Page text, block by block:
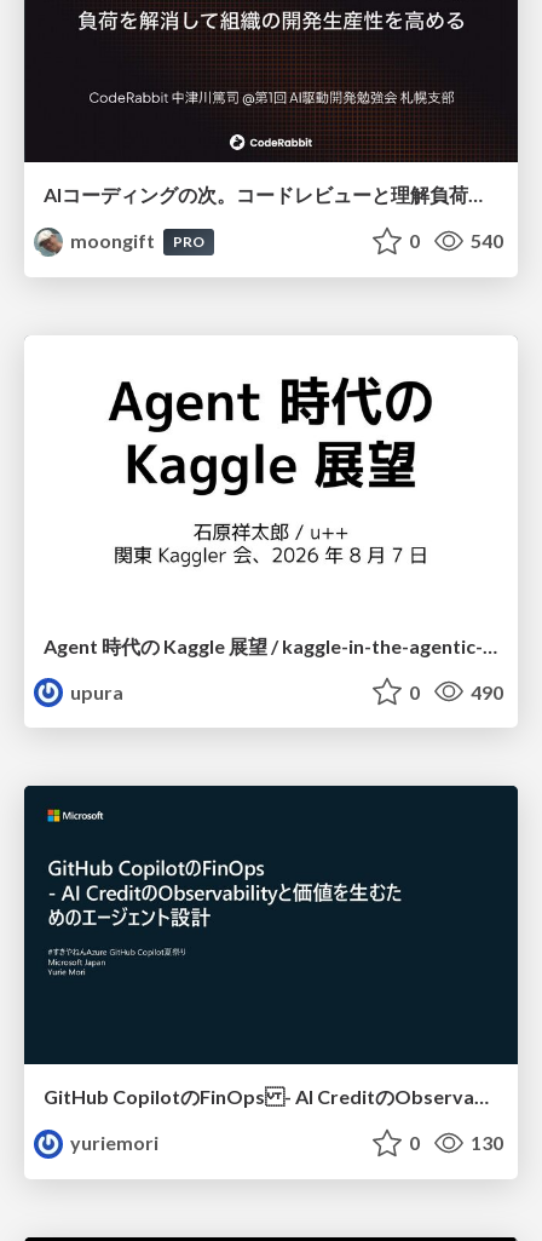
AIコーディングの次。コードレビューと理解負荷を解消して組織の開発生産性を高める
moongift
PRO 0 540
upura
0 490
GitHub CopilotのFinOps - AI CreditのObservabilityと価値を生むためのエージェント設計
yuriemori
0 130